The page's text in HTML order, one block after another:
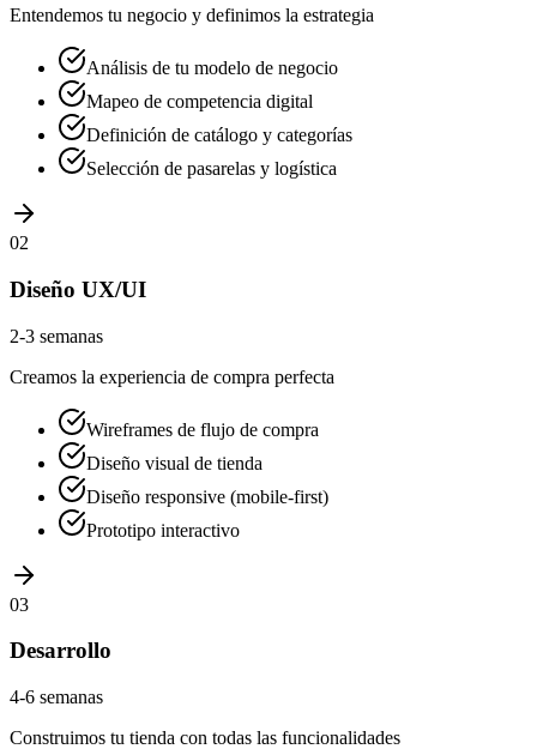
Entendemos tu negocio y definimos la estrategia
Análisis de tu modelo de negocio
Mapeo de competencia digital
Definición de catálogo y categorías
Selección de pasarelas y logística
02
Diseño UX/UI
2-3 semanas
Creamos la experiencia de compra perfecta
Wireframes de flujo de compra
Diseño visual de tienda
Diseño responsive (mobile-first)
Prototipo interactivo
03
Desarrollo
4-6 semanas
Construimos tu tienda con todas las funcionalidades